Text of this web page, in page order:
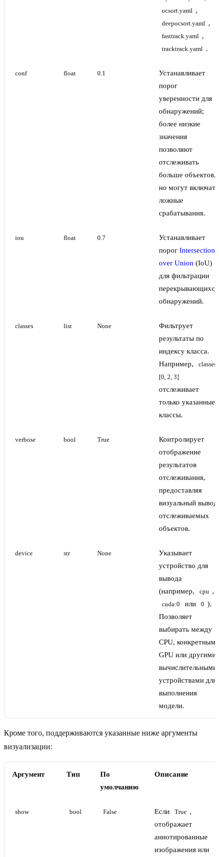
ocsort.yaml ,
deepocsort.yaml ,
fasttrack.yaml ,
tracktrack.yaml .
conf float 0.1
Устанавливает
порог
уверенности для
обнаружений;
более низкие
значения
позволяют
отслеживать
больше объектов,
но могут включать
ложные
срабатывания.
iou float 0.7
Устанавливает
порог Intersection
over Union (IoU)
для фильтрации
перекрывающихся
обнаружений.
classes list None
Фильтрует
результаты по
индексу класса.
Например,
[0, 2, 3]
отслеживает
только указанные
классы.
verbose bool True
Контролирует
отображение
результатов
отслеживания,
предоставляя
визуальный вывод
отслеживаемых
объектов.
device str None
Указывает
устройство для
вывода
(например,
cpu ,
cuda:0 или 0 ).
Позволяет
выбирать между
CPU, конкретным
GPU или другими
вычислительными
устройствами для
выполнения
модели.
Кроме того, поддерживаются указанные ниже аргументы
визуализации:
Аргумент Тип
По
умолчанию
Описание
show bool False Если True ,
отображает
аннотированные
изображения или